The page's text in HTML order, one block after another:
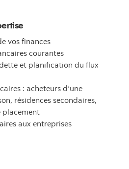
vos finances
courantes
et planification du flux
: acheteurs d’une
résidences secondaires,
placement
aux entreprises